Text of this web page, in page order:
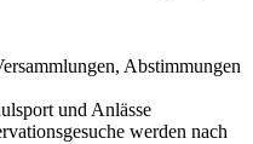
Abstimmungen
und Anlässe
werden nach